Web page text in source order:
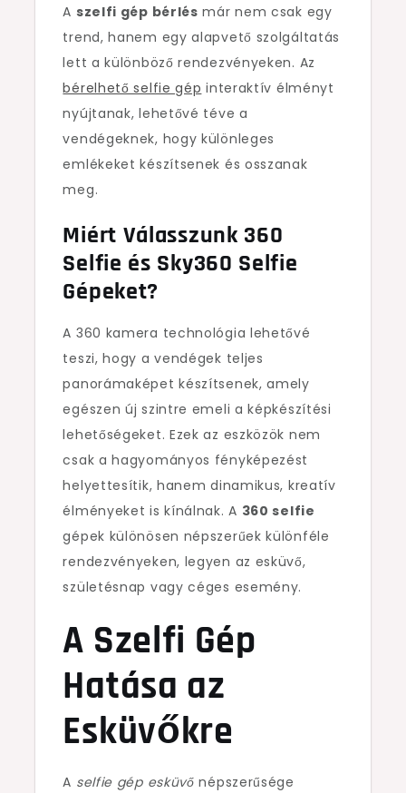
A szelfi gép bérlés már nem csak egy
trend, hanem egy alapvető szolgáltatás
lett a különböző rendezvényeken. Az
bérelhető selfie gép interaktív élményt
nyújtanak, lehetővé téve a
vendégeknek, hogy különleges
emlékeket készítsenek és osszanak
meg.
Miért Válasszunk 360
Selfie és Sky360 Selfie
Gépeket?
A 360 kamera technológia lehetővé
teszi, hogy a vendégek teljes
panorámaképet készítsenek, amely
egészen új szintre emeli a képkészítési
lehetőségeket. Ezek az eszközök nem
csak a hagyományos fényképezést
helyettesítik, hanem dinamikus, kreatív
élményeket is kínálnak. A 360 selfie
gépek különösen népszerűek különféle
rendezvényeken, legyen az esküvő,
születésnap vagy céges esemény.
A Szelfi Gép
Hatása az
Esküvőkre
A selfie gép esküvő népszerűsége